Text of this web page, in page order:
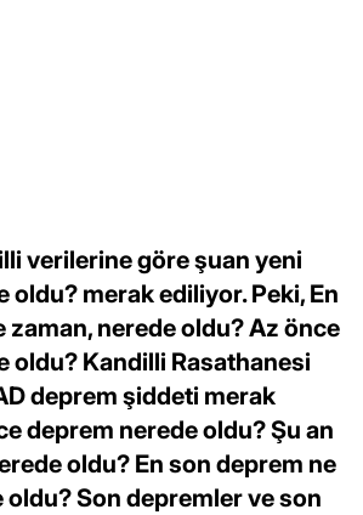
verilerine göre şuan yeni
oldu? merak ediliyor. Peki, En
zaman, nerede oldu? Az önce
oldu? Kandilli Rasathanesi
deprem şiddeti merak
deprem nerede oldu? Şu an
oldu? En son deprem ne
oldu? Son depremler ve son